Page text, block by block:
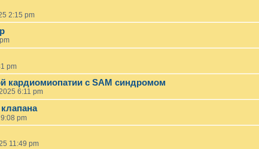
2:15 pm
pm
кардиомиопатии с SAM синдромом
6:11 pm
pm
11:49 pm